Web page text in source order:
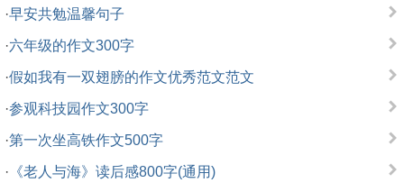
·早安共勉温馨句子
·六年级的作文300字
·假如我有一双翅膀的作文优秀范文范文
·参观科技园作文300字
·第一次坐高铁作文500字
· 《老人与海》读后感800字(通用)